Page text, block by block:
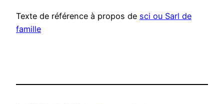
Texte de référence à propos de sci ou Sarl de
famille